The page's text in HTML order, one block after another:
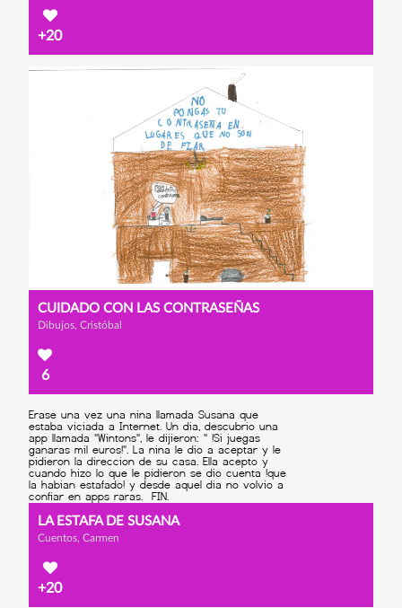
+20
CUIDADO CON LAS CONTRASEÑAS
Dibujos, Cristóbal
6
LA ESTAFA DE SUSANA
Cuentos, Carmen
+20